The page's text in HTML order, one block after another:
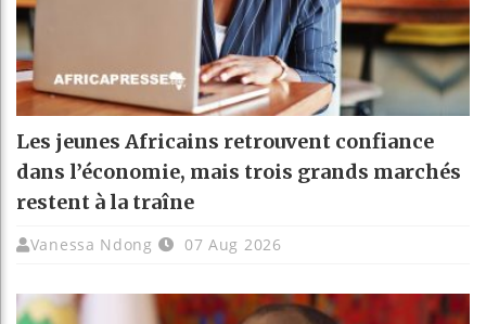
Les jeunes Africains retrouvent confiance
dans l’économie, mais trois grands marchés
restent à la traîne
Vanessa Ndong 07 Aug 2026